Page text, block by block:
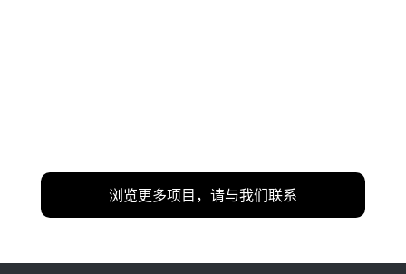
浏览更多项目，请与我们联系